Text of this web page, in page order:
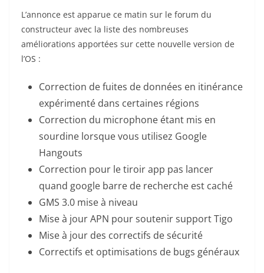
L’annonce est apparue ce matin sur le forum du
constructeur avec la liste des nombreuses
améliorations apportées sur cette nouvelle version de
l’OS :
Correction de fuites de données en itinérance
expérimenté dans certaines régions
Correction du microphone étant mis en
sourdine lorsque vous utilisez Google
Hangouts
Correction pour le tiroir app pas lancer
quand google barre de recherche est caché
GMS 3.0 mise à niveau
Mise à jour APN pour soutenir support Tigo
Mise à jour des correctifs de sécurité
Correctifs et optimisations de bugs généraux